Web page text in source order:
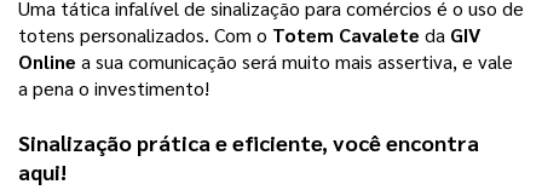
Uma tática infalível de sinalização para comércios é o uso de
totens personalizados. Com o Totem Cavalete da GIV
Online a sua comunicação será muito mais assertiva, e vale
a pena o investimento!
Sinalização prática e eficiente, você encontra
aqui!